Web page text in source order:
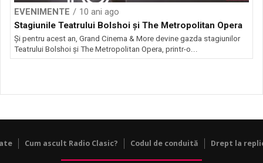
EVENIMENTE
10 ani ago
Stagiunile Teatrului Bolshoi și The Metropolitan Opera
Și pentru acest an, Grand Cinema & More devine gazda stagiunilor
Teatrului Bolshoi şi The Metropolitan Opera, printr-o...
Cum ascult Radio Clasic? Codul de conduită Drept la